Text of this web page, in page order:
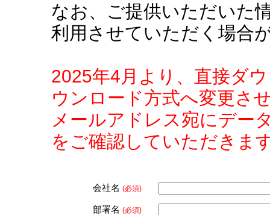
なお、ご提供いただいた
利用させていただく場合
2025年4月より、直接ダ
ウンロード方式へ変更さ
メールアドレス宛にデー
をご確認していただきま
会社名 (必須)
部署名 (必須)